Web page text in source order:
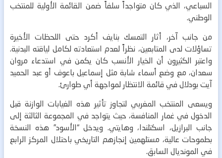
السباعي، الذي كان متواجداً سلفاً ضمن القائمة الأولية للمنتخب
الوطني.
من جانب آخر، أثار التمسك بنايف أكرد حتى اللحظات الأخيرة
تساؤلات لدى المتابعين، نظراً لعدم استعادته لكامل لياقته البدنية.
واعتبر الكثيرون أن الخيار الأنسب كان يكمن في استدعاء مروان
سعدان، مع وضع أسماء شابة مثل إسماعيل باعوف أو عبد الحميد
آيت بودلال في قائمة الانتظار لمواجهة أي طوارئ.
ويسعى المنتخب المغربي لتجاوز تأثير هذه الغيابات الوازنة قبل
الدخول في غمار المنافسة، حيث يتواجد في المجموعة الثالثة إلى
جانب البرازيل، اسكتلندا، وهايتي. ويدخل “الأسود” هذه النسخة
بطموحات عالية، مستلهمين إنجازهم التاريخي باحتلال المركز الرابع
في المونديال السابق.